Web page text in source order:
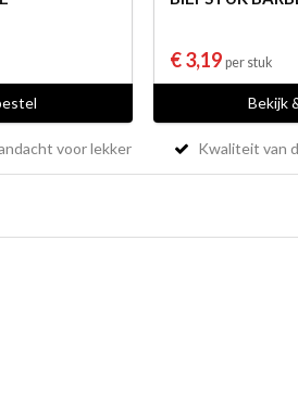
€ 3,19 per stuk
Bekijk
voor lekker Kwaliteit van